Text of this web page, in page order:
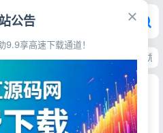
免费小说主题XSnov 自带SEO优
XSnov 自带SEO优化附
公告
9.9享高速下载通道！